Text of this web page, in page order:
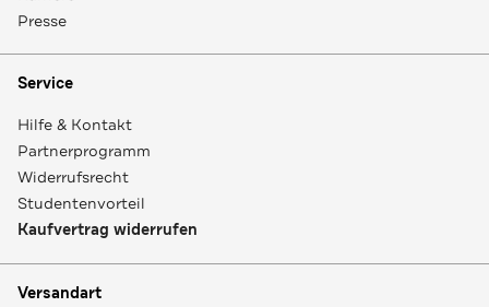
Presse
Service
Hilfe & Kontakt
Partnerprogramm
Widerrufsrecht
Studentenvorteil
Kaufvertrag widerrufen
Versandart